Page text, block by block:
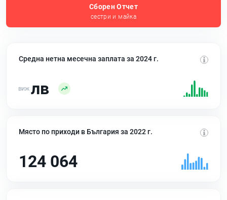
Сборен Отчет
сестри и майка
Средна нетна месечна заплата за 2024 г.
лв
Място по приходи в България за 2022 г.
124 064